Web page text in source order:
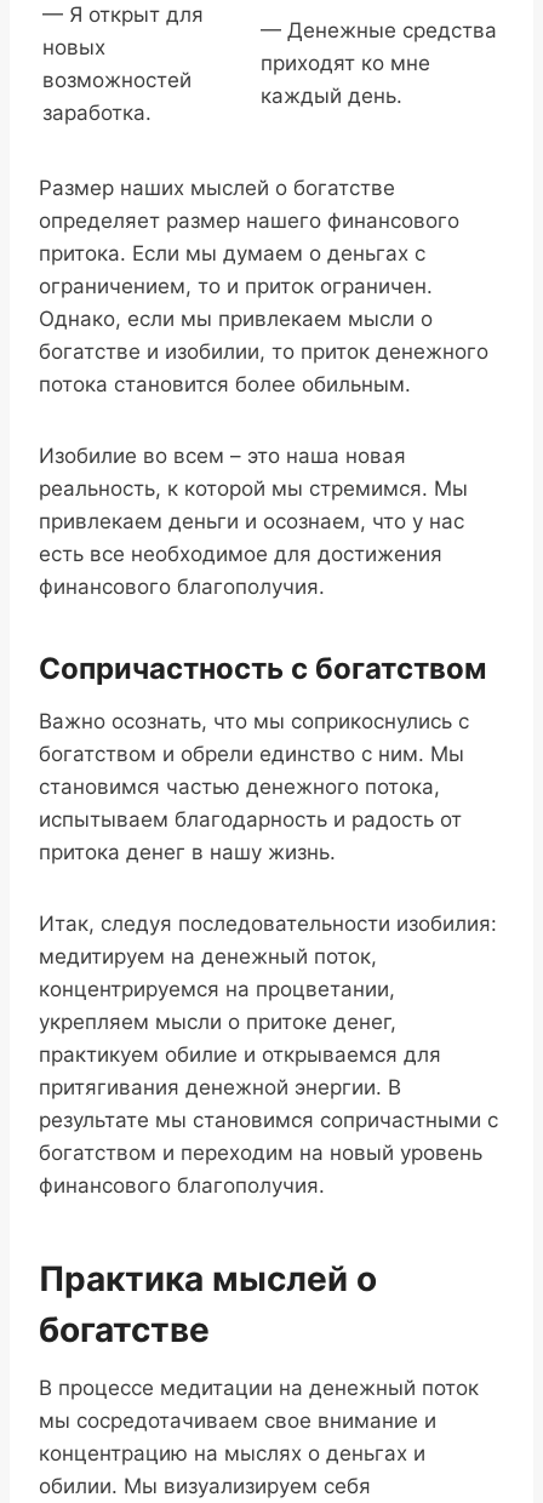
— Я открыт для
новых
возможностей
заработка.
— Денежные средства
приходят ко мне
каждый день.
Размер наших мыслей о богатстве
определяет размер нашего финансового
притока. Если мы думаем о деньгах с
ограничением, то и приток ограничен.
Однако, если мы привлекаем мысли о
богатстве и изобилии, то приток денежного
потока становится более обильным.
Изобилие во всем – это наша новая
реальность, к которой мы стремимся. Мы
привлекаем деньги и осознаем, что у нас
есть все необходимое для достижения
финансового благополучия.
Сопричастность с богатством
Важно осознать, что мы соприкоснулись с
богатством и обрели единство с ним. Мы
становимся частью денежного потока,
испытываем благодарность и радость от
притока денег в нашу жизнь.
Итак, следуя последовательности изобилия:
медитируем на денежный поток,
концентрируемся на процветании,
укрепляем мысли о притоке денег,
практикуем обилие и открываемся для
притягивания денежной энергии. В
результате мы становимся сопричастными с
богатством и переходим на новый уровень
финансового благополучия.
Практика мыслей о
богатстве
В процессе медитации на денежный поток
мы сосредотачиваем свое внимание и
концентрацию на мыслях о деньгах и
обилии. Мы визуализируем себя